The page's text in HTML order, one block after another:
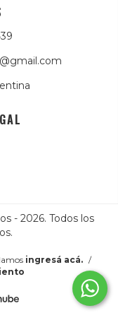
- 2026. Todos los
ingresá acá. /